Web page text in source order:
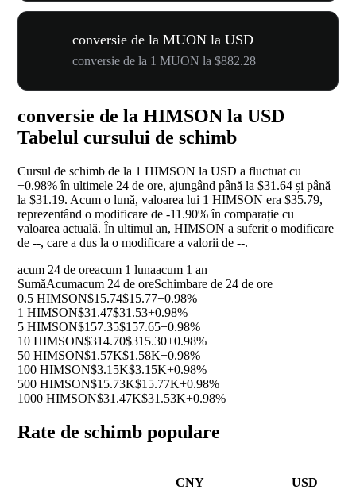
conversie de la MUON la USD
conversie de la 1 MUON la $882.28
conversie de la HIMSON la USD
Tabelul cursului de schimb
Cursul de schimb de la 1 HIMSON la USD a fluctuat cu
+0.98%în ultimele 24 de ore, ajungând până la $31.64 și până
la $31.19. Acum o lună, valoarea lui 1 HIMSON era $35.79,
reprezentând o modificare de -11.90%în comparație cu
valoarea actuală. În ultimul an, HIMSON a suferit o modificare
de --, care a dus la o modificare a valorii de --.
acum 24 de oreacum 1 lunaacum 1 an
SumăAcumacum 24 de oreSchimbare de 24 de ore
0.5 HIMSON$15.74$15.77+0.98%
1 HIMSON$31.47$31.53+0.98%
5 HIMSON$157.35$157.65+0.98%
10 HIMSON$314.70$315.30+0.98%
50 HIMSON$1.57K$1.58K+0.98%
100 HIMSON$3.15K$3.15K+0.98%
500 HIMSON$15.73K$15.77K+0.98%
1000 HIMSON$31.47K$31.53K+0.98%
Rate de schimb populare
CNY USD